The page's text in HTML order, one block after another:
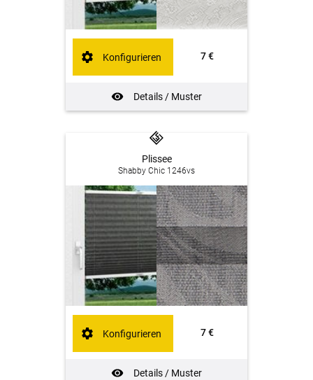
7 €
Details / Muster
Konfigurieren
Plissee
Shabby Chic 1246vs
7 €
Details / Muster
Konfigurieren